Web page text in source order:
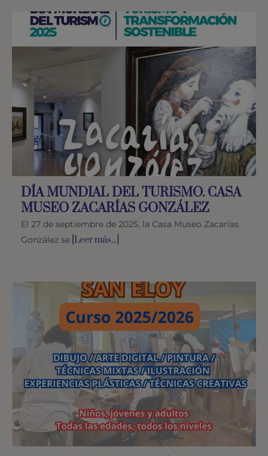
DÍA MUNDIAL DEL TURISMO. CASA
MUSEO ZACARÍAS GONZÁLEZ
El 27 de septiembre de 2025, la Casa Museo Zacarías
González se [Leer más...]